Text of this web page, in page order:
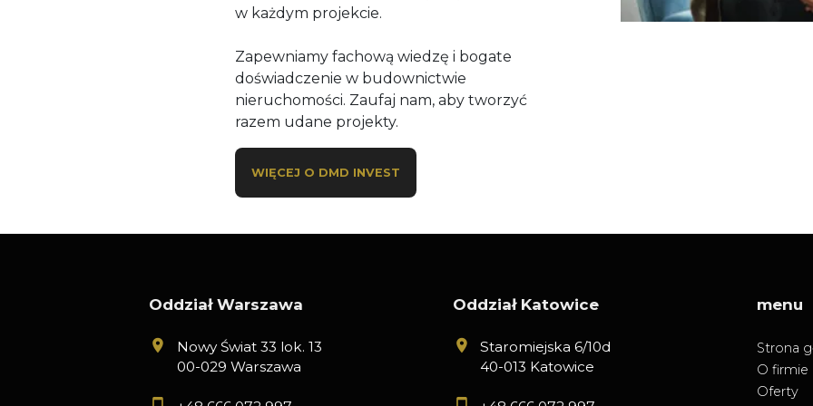
w każdym projekcie.
Zapewniamy fachową wiedzę i bogate
doświadczenie w budownictwie
nieruchomości. Zaufaj nam, aby tworzyć
razem udane projekty.
WIĘCEJ O DMD INVEST
Oddział Warszawa
Nowy Świat 33 lok. 13
00-029 Warszawa
Oddział Katowice
Staromiejska 6/10d
40-013 Katowice
menu
Strona
O firmie
Oferty